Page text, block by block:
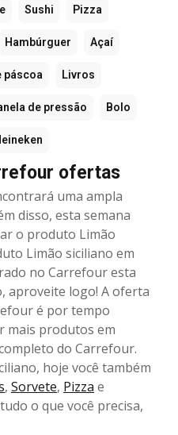
Sushi Pizza
Hambúrguer Açaí
páscoa Livros
de pressão Bolo
ofertas
uma ampla
disso, esta semana
o produto Limão
Limão siciliano em
no Carrefour esta
aproveite logo! A oferta
é por tempo
mais produtos em
do Carrefour.
hoje você também
, Sorvete, Pizza e
o que você precisa,